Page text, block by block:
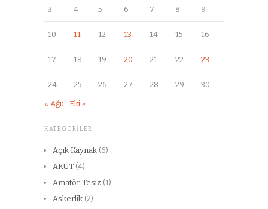
3 4 5 6 7 8 9
10 11 12 13 14 15 16
17 18 19 20 21 22 23
24 25 26 27 28 29 30
« Ağu Eki »
KATEGORILER
Açık Kaynak (6)
AKUT (4)
Amatör Tesiz (1)
Askerlik (2)